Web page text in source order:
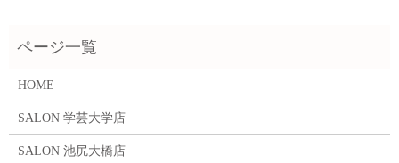
HOME
SALON 学芸大学店
SALON 池尻大橋店